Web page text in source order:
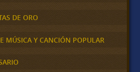
DE ORO
MÚSICA Y CANCIÓN POPULAR